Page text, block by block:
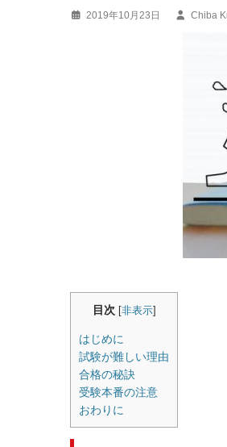
2019年10月23日 Chiba
目次 [非表示]
はじめに
試験が難しい理由
合格の秘訣
受験本番の注意
おわりに